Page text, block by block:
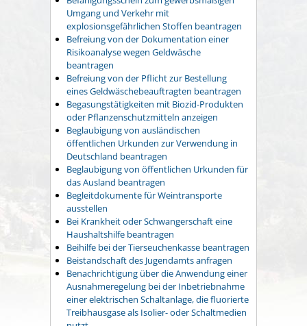
Umgang und Verkehr mit
explosionsgefährlichen Stoffen beantragen
Befreiung von der Dokumentation einer
Risikoanalyse wegen Geldwäsche
beantragen
Befreiung von der Pflicht zur Bestellung
eines Geldwäschebeauftragten beantragen
Begasungstätigkeiten mit Biozid-Produkten
oder Pflanzenschutzmitteln anzeigen
Beglaubigung von ausländischen
öffentlichen Urkunden zur Verwendung in
Deutschland beantragen
Beglaubigung von öffentlichen Urkunden für
das Ausland beantragen
Begleitdokumente für Weintransporte
ausstellen
Bei Krankheit oder Schwangerschaft eine
Haushaltshilfe beantragen
Beihilfe bei der Tierseuchenkasse beantragen
Beistandschaft des Jugendamts anfragen
Benachrichtigung über die Anwendung einer
Ausnahmeregelung bei der Inbetriebnahme
einer elektrischen Schaltanlage, die fluorierte
Treibhausgase als Isolier- oder Schaltmedien